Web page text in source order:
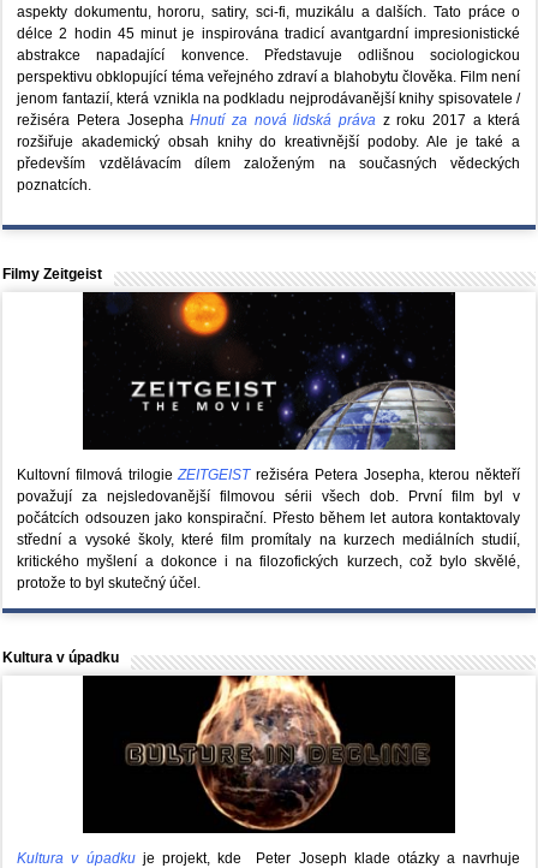
aspekty dokumentu, hororu, satiry, sci-fi, muzikálu a dalších. Tato práce o
délce 2 hodin 45 minut je inspirována tradicí avantgardní impresionistické
abstrakce napadající konvence. Představuje odlišnou sociologickou
perspektivu obklopující téma veřejného zdraví a blahobytu člověka. Film není
jenom fantazií, která vznikla na podkladu nejprodávanější knihy spisovatele /
režiséra Petera JosephaHnutí za nová lidská právaz roku 2017 a která
rozšiřuje akademický obsah knihy do kreativnější podoby. Ale je také a
především vzdělávacím dílem založeným na současných vědeckých
poznatcích.
Filmy Zeitgeist
Kultovní filmová trilogieZEITGEISTrežiséra Petera Josepha, kterou někteří
považují za nejsledovanější filmovou sérii všech dob. První film byl v
počátcích odsouzen jako konspirační. Přesto během let autora kontaktovaly
střední a vysoké školy, které film promítaly na kurzech mediálních studií,
kritického myšlení a dokonce i na filozofických kurzech, což bylo skvělé,
protože to byl skutečný účel.
Kultura v úpadku
Kultura v úpadkuje projekt, kde Peter Joseph klade otázky a navrhuje